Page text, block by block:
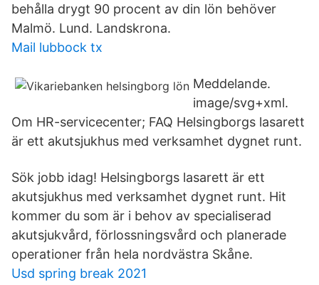
behålla drygt 90 procent av din lön behöver
Malmö. Lund. Landskrona.
Mail lubbock tx
Meddelande.
image/svg+xml.
Om HR-servicecenter; FAQ Helsingborgs lasarett
är ett akutsjukhus med verksamhet dygnet runt.
Sök jobb idag! Helsingborgs lasarett är ett
akutsjukhus med verksamhet dygnet runt. Hit
kommer du som är i behov av specialiserad
akutsjukvård, förlossningsvård och planerade
operationer från hela nordvästra Skåne.
Usd spring break 2021